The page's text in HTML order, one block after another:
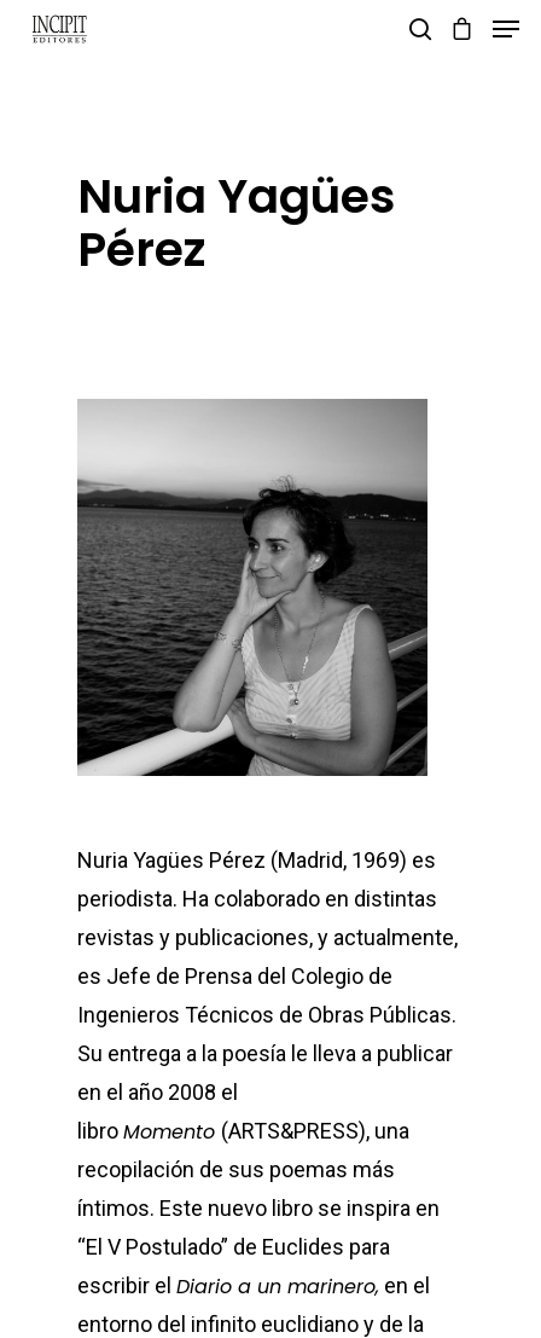
Nuria Yagües
Pérez
Nuria Yagües Pérez (Madrid, 1969) es
periodista. Ha colaborado en distintas
revistas y publicaciones, y actualmente,
es Jefe de Prensa del Colegio de
Ingenieros Técnicos de Obras Públicas.
Su entrega a la poesía le lleva a publicar
en el año 2008 el
libroMomento (ARTS&PRESS), una
recopilación de sus poemas más
íntimos. Este nuevo libro se inspira en
“El V Postulado” de Euclides para
escribir el Diario a un marinero, en el
entorno del infinito euclidiano y de la